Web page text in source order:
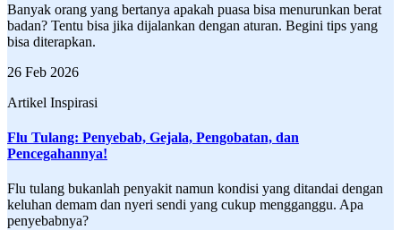
Banyak orang yang bertanya apakah puasa bisa menurunkan berat
badan? Tentu bisa jika dijalankan dengan aturan. Begini tips yang
bisa diterapkan.
26 Feb 2026
Artikel Inspirasi
Flu Tulang: Penyebab, Gejala, Pengobatan, dan
Pencegahannya!
Flu tulang bukanlah penyakit namun kondisi yang ditandai dengan
keluhan demam dan nyeri sendi yang cukup mengganggu. Apa
penyebabnya?